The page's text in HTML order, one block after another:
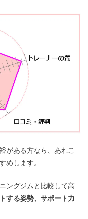
がある方なら、あれこ
めします。
ングジムと比較して高
する姿勢、サポート力